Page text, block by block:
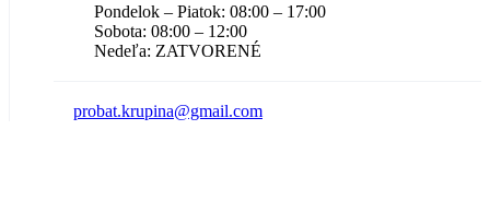
Pondelok – Piatok: 08:00 – 17:00
Sobota: 08:00 – 12:00
Nedeľa: ZATVORENÉ
probat.krupina@gmail.com